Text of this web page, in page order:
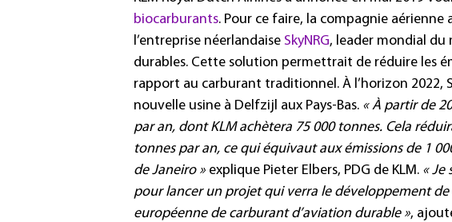
biocarburants. Pour ce faire, la compagnie aérienne
l’entreprise néerlandaise SkyNRG, leader mondial du
durables. Cette solution permettrait de réduire les
rapport au carburant traditionnel. À l’horizon 2022,
nouvelle usine à Delfzijl aux Pays-Bas. « À partir de
par an, dont KLM achètera 75 000 tonnes. Cela
tonnes par an, ce qui équivaut aux émissions de 1
de Janeiro » explique Pieter Elbers, PDG de KLM. « Je
pour lancer un projet qui verra le développement
européenne de carburant d’aviation durable »,